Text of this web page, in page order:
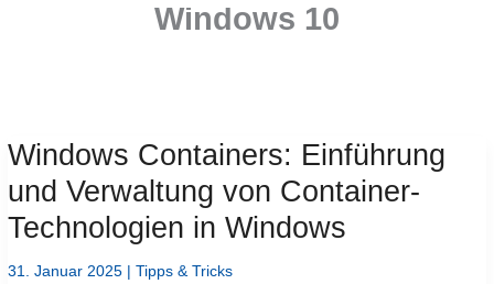
Windows 10
Windows Containers: Einführung
und Verwaltung von Container-
Technologien in Windows
31. Januar 2025 |Tipps & Tricks